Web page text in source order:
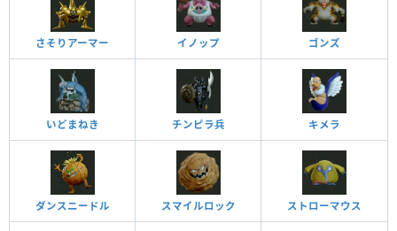
さそりアーマー イノップ ゴンズ
いどまねき チンピラ兵 キメラ
ダンスニードル スマイルロック ストローマウス